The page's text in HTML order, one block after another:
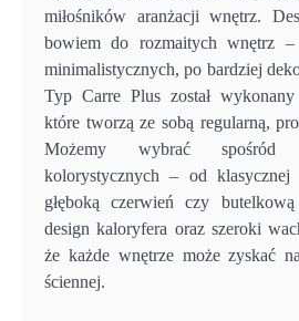
miłośników aranżacji wnętrz.
bowiem do rozmaitych wnętrz
minimalistycznych, po bardziej
Typ Carre Plus został
które tworzą ze sobą regularną,
Możemy wybrać spośród
kolorystycznych – od
głęboką czerwień czy
design kaloryfera oraz szeroki
że każde wnętrze może zyskać
ściennej.